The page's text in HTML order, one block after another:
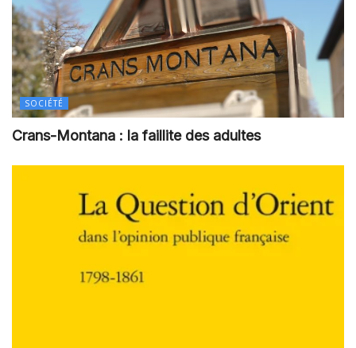
SOCIÉTÉ
Crans-Montana : la faillite des adultes